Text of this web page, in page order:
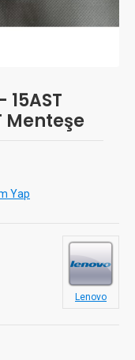
Menteşe
Yap
Lenovo